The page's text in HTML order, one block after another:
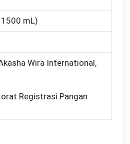
mL)
Wira International,
Registrasi Pangan